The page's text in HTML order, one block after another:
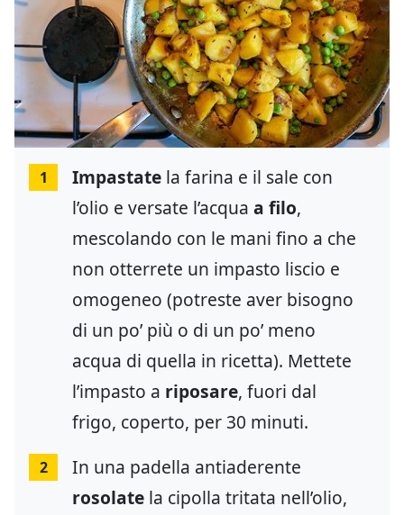
1 Impastate la farina e il sale con
l’olio e versate l’acqua a filo,
mescolando con le mani fino a che
non otterrete un impasto liscio e
omogeneo (potreste aver bisogno
di un po’ più o di un po’ meno
acqua di quella in ricetta). Mettete
l’impasto a riposare, fuori dal
frigo, coperto, per 30 minuti.
2
In una padella antiaderente
rosolate la cipolla tritata nell’olio,